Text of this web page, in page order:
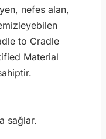
nefes alan,
to Cradle
Material
sağlar.